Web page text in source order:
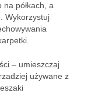
półkach, a
Wykorzystuj
– umieszczaj
używane z